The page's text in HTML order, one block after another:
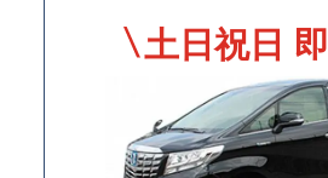
土日祝日